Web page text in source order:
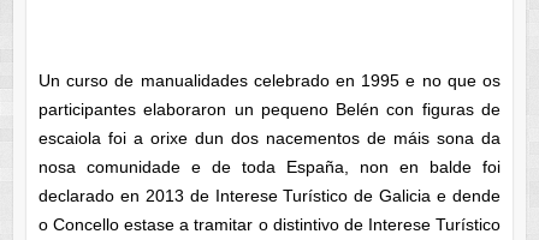
Un curso de manualidades celebrado en 1995 e no que os
participantes elaboraron un pequeno Belén con figuras de
escaiola foi a orixe dun dos nacementos de máis sona da
nosa comunidade e de toda España, non en balde foi
declarado en 2013 de Interese Turístico de Galicia e dende
o Concello estase a tramitar o distintivo de Interese Turístico